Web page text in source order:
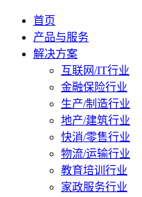
首页
产品与服务
解决方案
互联网/IT行业
金融保险行业
生产/制造行业
地产/建筑行业
快消/零售行业
物流/运输行业
教育培训行业
家政服务行业